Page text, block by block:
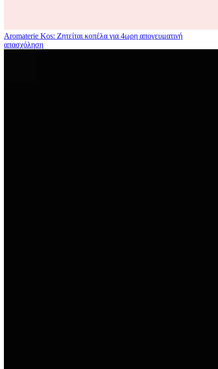
Aromaterie Kos: Ζητείται κοπέλα για 4ωρη απογευματινή
απασχόληση